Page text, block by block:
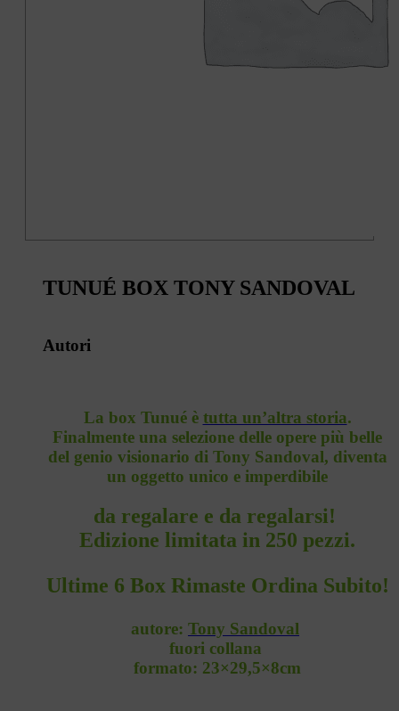
TUNUÉ BOX TONY SANDOVAL
Autori
La box Tunué è tutta un’altra storia.
Finalmente una selezione delle opere più belle
del genio visionario di Tony Sandoval, diventa
un oggetto unico e imperdibile
da regalare e da regalarsi!
Edizione limitata in 250 pezzi.
Ultime 6 Box Rimaste Ordina Subito!
autore: Tony Sandoval
fuori collana
formato: 23×29,5×8cm